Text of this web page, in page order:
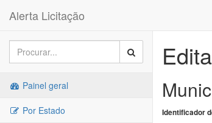
Alerta Licitação
Painel geral
Por Estado Identificador